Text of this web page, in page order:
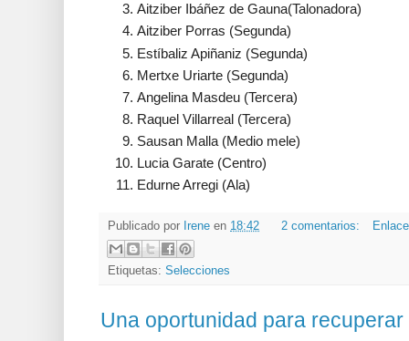
Aitziber Ibáñez de Gauna(Talonadora)
Aitziber Porras (Segunda)
Estíbaliz Apiñaniz (Segunda)
Mertxe Uriarte (Segunda)
Angelina Masdeu (Tercera)
Raquel Villarreal (Tercera)
Sausan Malla (Medio mele)
Lucia Garate (Centro)
Edurne Arregi (Ala)
Publicado por Irene en 18:42 2 comentarios:
Etiquetas: Selecciones
Una oportunidad para